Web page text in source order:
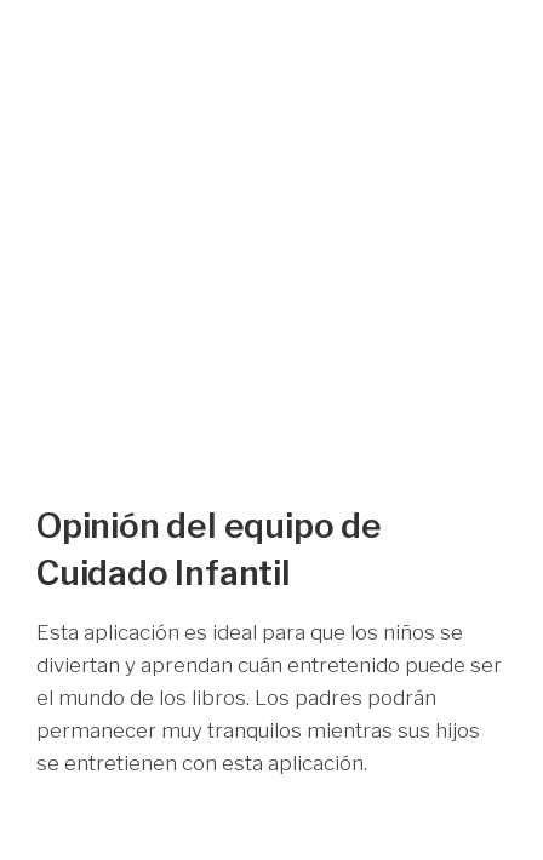
Opinión del equipo de
Cuidado Infantil
Esta aplicación es ideal para que los niños se
diviertan y aprendan cuán entretenido puede ser
el mundo de los libros. Los padres podrán
permanecer muy tranquilos mientras sus hijos
se entretienen con esta aplicación.